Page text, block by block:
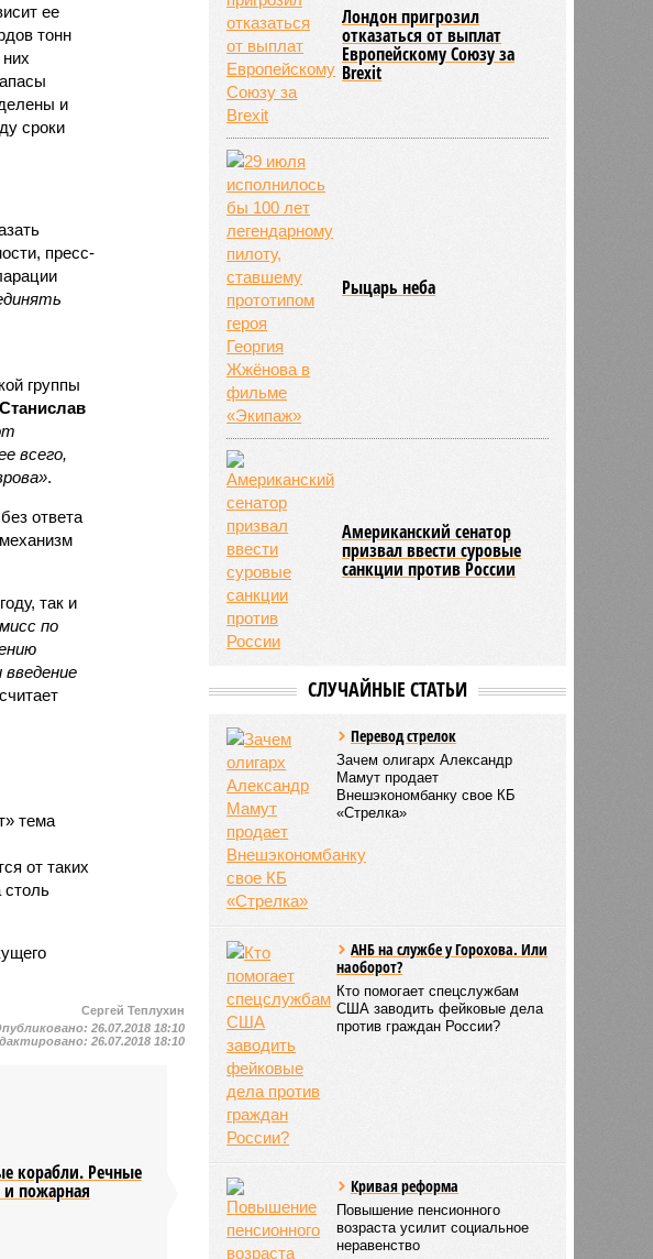
ее
тонн
и
сроки
пресс-
группы
Станислав
всего,
.
ответа
так и
по
тема
от таких
столь
Сергей Теплухин
26.07.2018 18:10
26.07.2018 18:10
корабли. Речные
пожарная
Лондон пригрозил
отказаться от выплат
Европейскому Союзу за
Brexit
Рыцарь неба
Американский сенатор
призвал ввести суровые
санкции против России
СЛУЧАЙНЫЕ СТАТЬИ
Перевод стрелок
Зачем олигарх Александр
Мамут продает
Внешэкономбанку свое КБ
«Стрелка»
АНБ на службе у Горохова. Или
наоборот?
Кто помогает спецслужбам
США заводить фейковые дела
против граждан России?
Кривая реформа
Повышение пенсионного
возраста усилит социальное
неравенство